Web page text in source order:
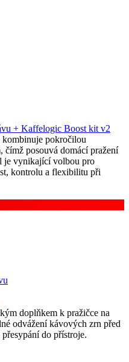
+ Kaffelogic Boost kit v2
pokročilou
čímž posouvá domácí pražení
je vynikající volbou pro
kontrolu a flexibilitu při
doplňkem k pražičce na
odvážení kávových zrn před
do přístroje.